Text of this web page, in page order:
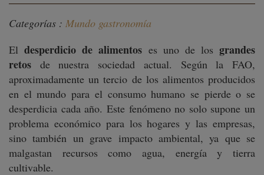
Categorías : Mundo gastronomía
Eldesperdicio de alimentos es uno de los grandes
retos de nuestra sociedad actual. Según la FAO,
aproximadamente un tercio de los alimentos producidos
en el mundo para el consumo humano se pierde o se
desperdicia cada año. Este fenómeno no solo supone un
problema económico para los hogares y las empresas,
sino también un grave impacto ambiental, ya que se
malgastan recursos como agua, energía y tierra
cultivable.